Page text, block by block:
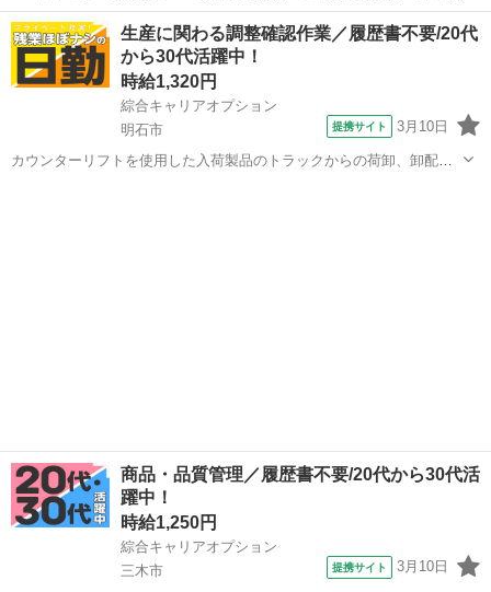
ンベアの設備保全、修理のお仕事です！ ◆トルクレンチ等の工具を使
用します ◆機械や電気の設備保全・修理経験が必須です ※空調完備で
快適職場です！ ※敷地内...
兵庫 加古郡 土山駅 生産管理
生産に関わる調整確認作業／履歴書不要/20代
から30代活躍中！
時給1,320円
綜合キャリアオプション
明石市
提携サイト 3月10日
カウンターリフトを使用した入荷製品のトラックからの荷卸、卸配送
商品・品質管理／履歴書不要/20代から30代活
躍中！
時給1,250円
綜合キャリアオプション
三木市
提携サイト 3月10日